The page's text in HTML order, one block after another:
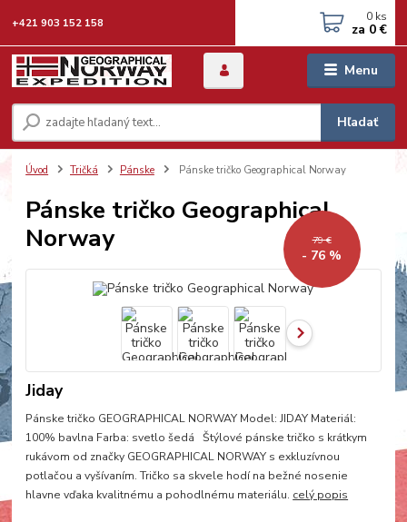
Menu
Hľadať
+421 903 152 158 0 ks
za 0 €
Úvod Tričká Pánske Pánske tričko Geographical Norway
Pánske tričko Geographical
Norway
79 €
- 76 %
Jiday
Pánske tričko GEOGRAPHICAL NORWAY Model: JIDAY Materiál:
100% bavlna Farba: svetlo šedá Štýlové pánske tričko s krátkym
rukávom od značky GEOGRAPHICAL NORWAY s exkluzívnou
potlačou a vyšívaním. Tričko sa skvele hodí na bežné nosenie
hlavne vďaka kvalitnému a pohodlnému materiálu. celý popis